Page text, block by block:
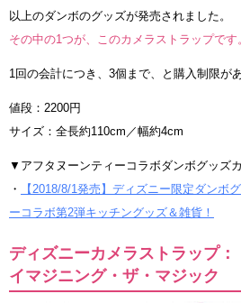
以上のダンボのグッズが発売されました。
その中の1つが、このカメラストラップです
1回の会計につき、3個まで、と購入制限が
値段：2200円
サイズ：全長約110cm／幅約4cm
▼アフタヌーンティーコラボダンボグッズ
・
【2018/8/1発売】ディズニー限定ダンボ
ーコラボ第2弾キッチングッズ＆雑貨！
ディズニーカメラストラップ：
イマジニング・ザ・マジック